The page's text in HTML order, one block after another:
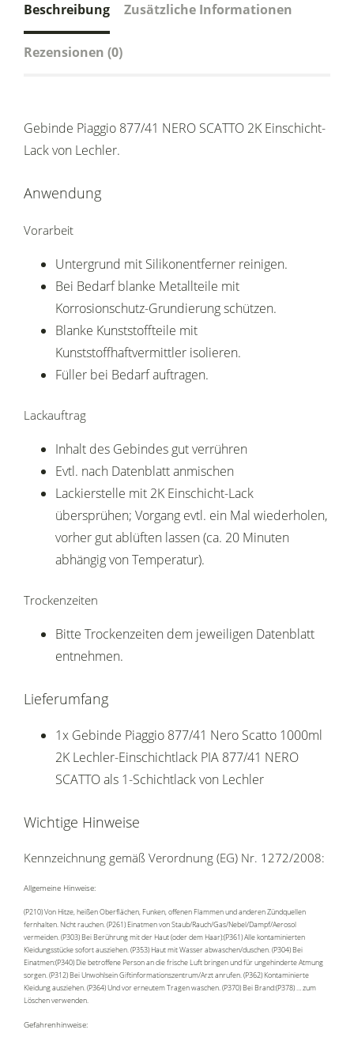
Beschreibung Zusätzliche Informationen
Rezensionen (0)
Gebinde Piaggio 877/41 NERO SCATTO 2K Einschicht-
Lack von Lechler.
Anwendung
Vorarbeit
Untergrund mit Silikonentferner reinigen.
Bei Bedarf blanke Metallteile mit
Korrosionschutz-Grundierung schützen.
Blanke Kunststoffteile mit
Kunststoffhaftvermittler isolieren.
Füller bei Bedarf auftragen.
Lackauftrag
Inhalt des Gebindes gut verrühren
Evtl. nach Datenblatt anmischen
Lackierstelle mit 2K Einschicht-Lack
übersprühen; Vorgang evtl. ein Mal wiederholen,
vorher gut ablüften lassen (ca. 20 Minuten
abhängig von Temperatur).
Trockenzeiten
Bitte Trockenzeiten dem jeweiligen Datenblatt
entnehmen.
Lieferumfang
1x Gebinde Piaggio 877/41 Nero Scatto 1000ml
2K Lechler-Einschichtlack PIA 877/41 NERO
SCATTO als 1-Schichtlack von Lechler
Wichtige Hinweise
Kennzeichnung gemäß Verordnung (EG) Nr. 1272/2008:
Allgemeine Hinweise:
(P210) Von Hitze, heißen Oberflächen, Funken, offenen Flammen und anderen Zündquellen
fernhalten. Nicht rauchen. (P261) Einatmen von Staub/Rauch/Gas/Nebel/Dampf/Aerosol
vermeiden. (P303) Bei Berührung mit der Haut (oder dem Haar):(P361) Alle kontaminierten
Kleidungsstücke sofort ausziehen. (P353) Haut mit Wasser abwaschen/duschen. (P304) Bei
Einatmen:(P340) Die betroffene Person an die frische Luft bringen und für ungehinderte Atmung
sorgen. (P312) Bei Unwohlsein Giftinformationszentrum/Arzt anrufen. (P362) Kontaminierte
Kleidung ausziehen. (P364) Und vor erneutem Tragen waschen. (P370) Bei Brand:(P378) … zum
Löschen verwenden.
Gefahrenhinweise: